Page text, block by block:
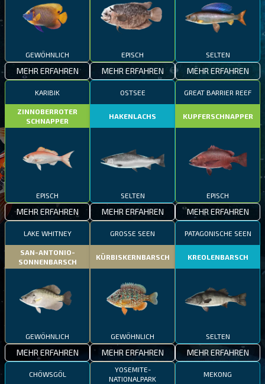
GEWÖHNLICH
MEHR ERFAHREN
EPISCH
MEHR ERFAHREN
SELTEN
MEHR ERFAHREN
KARIBIK
ZINNOBERROTER
SCHNAPPER
EPISCH
MEHR ERFAHREN
OSTSEE
HAKENLACHS
SELTEN
MEHR ERFAHREN
GREAT BARRIER REEF
KUPFERSCHNAPPER
EPISCH
MEHR ERFAHREN
LAKE WHITNEY
SAN-ANTONIO-
SONNENBARSCH
GEWÖHNLICH
MEHR ERFAHREN
GROSSE SEEN
KÜRBISKERNBARSCH
GEWÖHNLICH
MEHR ERFAHREN
PATAGONISCHE SEEN
KREOLENBARSCH
SELTEN
MEHR ERFAHREN
CHÖWSGÖL
YOSEMITE-
NATIONALPARK
MEKONG